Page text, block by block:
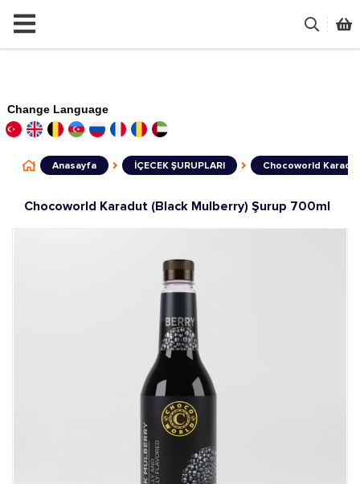
Change Language
Anasayfa İÇECEK ŞURUPLARI Chocoworld
Chocoworld Karadut (Black Mulberry) Şurup 700ml